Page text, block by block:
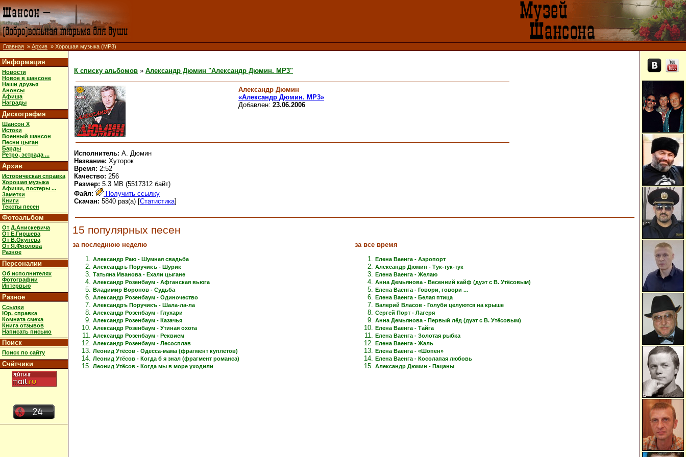
Главная » Архив » Хорошая музыка (MP3)
Информация
Новости
Новое в шансоне
Наши друзья
Анонсы
Афиша
Награды
Дискография
Шансон X
Истоки
Военный шансон
Песни цыган
Барды
Ретро, эстрада ...
Архив
Историческая справка
Хорошая музыка
Афиши, постеры ...
Заметки
Книги
Тексты песен
Фотоальбом
От Д.Анискевича
От Е.Гиршева
От В.Окунева
От Я.Фролова
Разное
Персоналии
Об исполнителях
Фотографии
Интервью
Разное
Ссылки
Юр. справка
Комната смеха
Книга отзывов
Написать письмо
Поиск
Поиск по сайту
Счётчики
К списку альбомов » Александр Дюмин "Александр Дюмин. МР3"
Александр Дюмин
«Александр Дюмин. МР3»
Добавлен: 23.06.2006
Исполнитель: А. Дюмин
Название: Хуторок
Время: 2:52
Качество: 256
Размер: 5.3 MB (5517312 байт)
Файл:
Получить ссылку
Скачан: 5840 раз(а) [Статистика]
15 популярных песен
за последнюю неделю
Александр Раю - Шумная свадьба
Александръ Поручикъ - Шурик
Татьяна Иванова - Ехали цыгане
Александр Розенбаум - Афганская вьюга
Владимир Воронов - Судьба
Александр Розенбаум - Одиночество
Александръ Поручикъ - Шала-ла-ла
Александр Розенбаум - Глухари
Александр Розенбаум - Казачья
Александр Розенбаум - Утиная охота
Александр Розенбаум - Реквием
Александр Розенбаум - Лесосплав
Леонид Утёсов - Одесса-мама (фрагмент куплетов)
Леонид Утёсов - Когда б я знал (фрагмент романса)
Леонид Утёсов - Когда мы в море уходили
за все время
Елена Ваенга - Аэропорт
Александр Дюмин - Тук-тук-тук
Елена Ваенга - Желаю
Анна Демьянова - Весенний кайф (дуэт с В. Утёсовым)
Елена Ваенга - Говори, говори ...
Елена Ваенга - Белая птица
Валерий Власов - Голуби целуются на крыше
Сергей Порт - Лагеря
Анна Демьянова - Первый лёд (дуэт с В. Утёсовым)
Елена Ваенга - Тайга
Елена Ваенга - Золотая рыбка
Елена Ваенга - Жаль
Елена Ваенга - «Шопен»
Елена Ваенга - Косолапая любовь
Александр Дюмин - Пацаны